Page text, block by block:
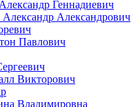
Геннадиевич
Александр Александрович
Павлович
Викторович
Владимировна